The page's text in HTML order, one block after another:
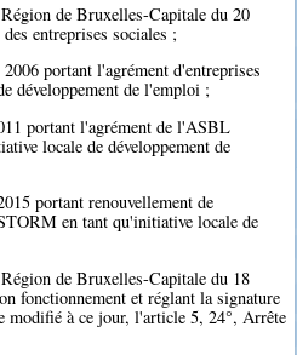
de Bruxelles-Capitale du 20
entreprises sociales ;
portant l'agrément d'entreprises
développement de l'emploi ;
portant l'agrément de l'ASBL
locale de développement de
portant renouvellement de
en tant qu'initiative locale de
de Bruxelles-Capitale du 18
fonctionnement et réglant la signature
modifié à ce jour, l'article 5, 24°, Arrête